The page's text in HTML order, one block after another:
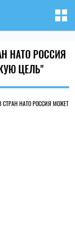
НАТО РОССИЯ
ЦЕЛЬ"
НАТО РОССИЯ МОЖЕТ